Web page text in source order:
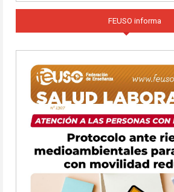
FEUSO informa